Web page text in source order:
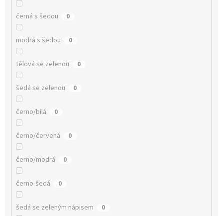
černá s šedou 0
modrá s šedou 0
tělová se zelenou 0
šedá se zelenou 0
černo/bílá 0
černo/červená 0
černo/modrá 0
černo-šedá 0
šedá se zeleným nápisem 0